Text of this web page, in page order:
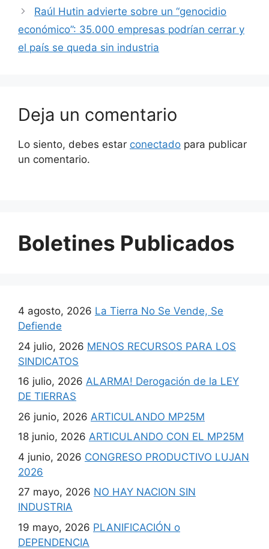
Raúl Hutin advierte sobre un “genocidio
económico”: 35.000 empresas podrían cerrar y
el país se queda sin industria
Deja un comentario
Lo siento, debes estar conectado para publicar
un comentario.
Boletines Publicados
4 agosto, 2026 La Tierra No Se Vende, Se
Defiende
24 julio, 2026 MENOS RECURSOS PARA LOS
SINDICATOS
16 julio, 2026 ALARMA! Derogación de la LEY
DE TIERRAS
26 junio, 2026 ARTICULANDO MP25M
18 junio, 2026 ARTICULANDO CON EL MP25M
4 junio, 2026 CONGRESO PRODUCTIVO LUJAN
2026
27 mayo, 2026 NO HAY NACION SIN
INDUSTRIA
19 mayo, 2026 PLANIFICACIÓN o
DEPENDENCIA